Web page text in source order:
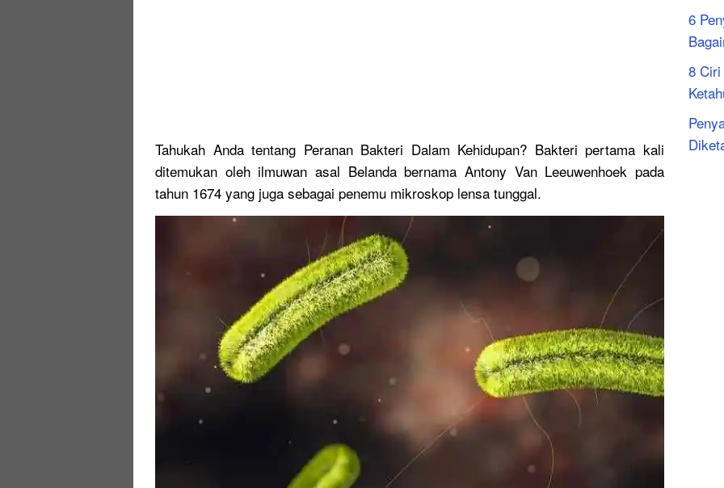
Tahukah Anda tentang Peranan Bakteri Dalam Kehidupan? Bakteri pertama kali
ditemukan oleh ilmuwan asal Belanda bernama Antony Van Leeuwenhoek pada
tahun 1674 yang juga sebagai penemu mikroskop lensa tunggal.
6
8